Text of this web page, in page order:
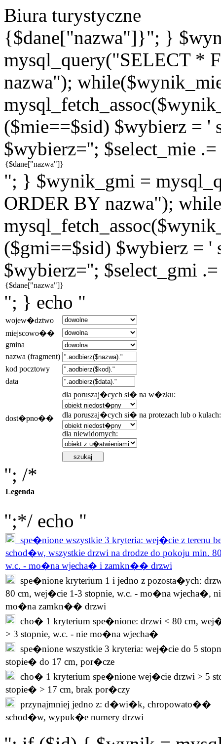
Biura turystyczne
{$dane["nazwa"]}"; }
mysql_query("SELECT *
nazwa");
($mie==$sid) $wybierz = '
$wybierz=''; $select_mie
"; } $wynik_gmi =
ORDER BY nazwa");
($gmi==$sid) $wybierz = '
$wybierz=''; $select_gmi
"; } echo "
wojew�dztwo
miejscowo��
gmina
nazwa (fragment)
kod pocztowy
data
dost�pno��
dla poruszaj�cych si� na w�zku:
dla poruszaj�cych si� na protezach lub o kulach:
dla niewidomych:
"; /*
Legenda
";*/ echo "
spe�nione wszystkie 3 kryteria: wej�cie z terenu
schod�w, wszystkie drzwi na drodze do pokoju min.
w.c. - mo�na wjecha� i zamkn�� drzwi
spe�nione kryterium 1 i jedno z pozosta�ych:
80 cm, wej�cie 1-3 stopnie, w.c. - mo�na wjecha�,
mo�na zamkn�� drzwi
cho� 1 kryterium spe�nione: drzwi < 80 cm,
> 3 stopnie, w.c. - nie mo�na wjecha�
spe�nione wszystkie 3 kryteria: wej�cie do 5
stopie� do 17 cm, por�cze
cho� 1 kryterium spe�nione wej�cie drzwi > 5
stopie� > 17 cm, brak por�czy
przynajmniej jedno z: d�wi�k, chropowato��
schod�w, wypuk�e numery drzwi